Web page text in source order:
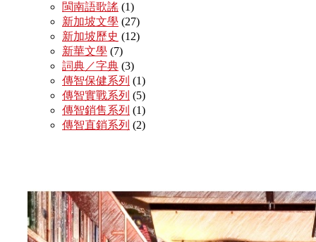
閩南語歌謠 (1)
新加坡文學 (27)
新加坡歷史 (12)
新華文學 (7)
詞典／字典 (3)
傳智保健系列 (1)
傳智實戰系列 (5)
傳智銷售系列 (1)
傳智直銷系列 (2)